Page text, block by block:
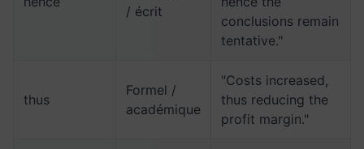
/ écrit
conclusions remain
tentative."
thus
Formel /
académique
"Costs increased,
thus reducing the
profit margin."